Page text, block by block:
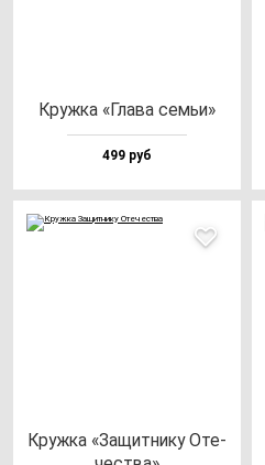
Круж­ка «Гла­ва cемьи»
499 руб
Круж­ка «Защит­ни­ку Оте­